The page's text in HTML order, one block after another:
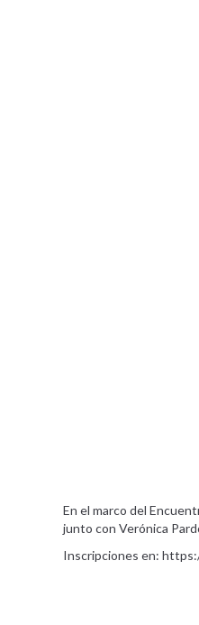
En el marco del
junto con Verónica
Inscripciones en: